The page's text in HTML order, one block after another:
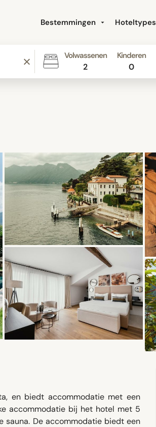
Bestemmingen Hoteltypes
Volwassenen
2
Kinderen
0
en biedt accommodatie met een
accommodatie bij het hotel met 5
De accommodatie biedt een